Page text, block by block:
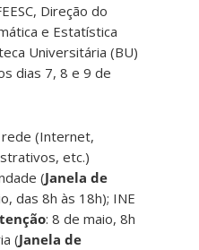
Direção do
e Estatística
Universitária (BU)
dias 7, 8 e 9 de
rede (Internet,
etc.)
(Janela de
das 8h às 18h); INE
: 8 de maio, 8h
(Janela de